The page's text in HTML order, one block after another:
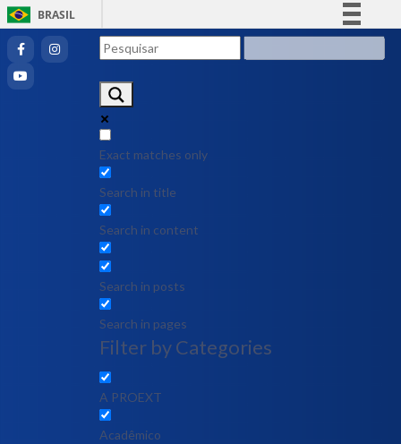
BRASIL
Exact matches only
Search in title
Search in content
Search in posts
Search in pages
Filter by Categories
A PROEXT
Acadêmico